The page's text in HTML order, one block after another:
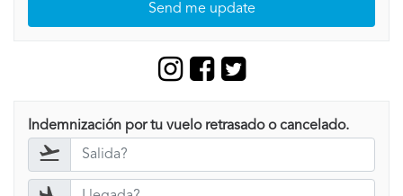
Send me update
Indemnización por tu vuelo retrasado o cancelado.